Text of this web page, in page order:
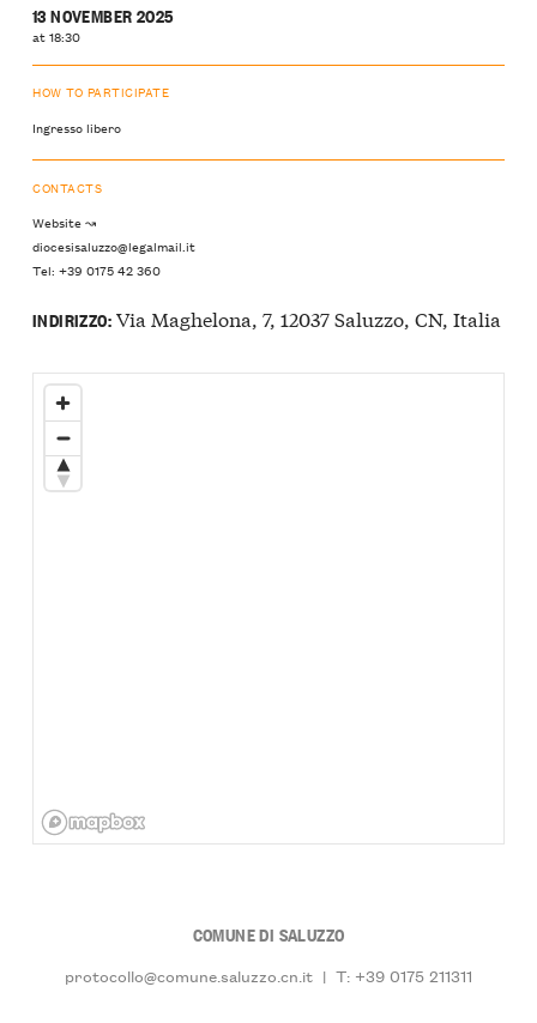
13 NOVEMBER 2025
at 18:30
HOW TO PARTICIPATE
Ingresso libero
CONTACTS
Website ↝
diocesisaluzzo@legalmail.it
Tel: +39 0175 42 360
INDIRIZZO:Via Maghelona, 7, 12037 Saluzzo, CN, Italia
COMUNE DI SALUZZO
protocollo@comune.saluzzo.cn.it | T: +39 0175 211311